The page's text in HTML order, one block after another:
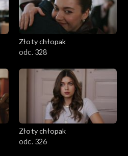
Złoty chłopak
odc. 328
Złoty chłopak
odc. 326